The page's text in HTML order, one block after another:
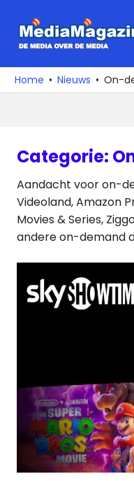
naar
media
over
Home Nieuws On-
Categorie:
Aandacht voor on-
Videoland, Amazon
Movies & Series,
andere on-demand